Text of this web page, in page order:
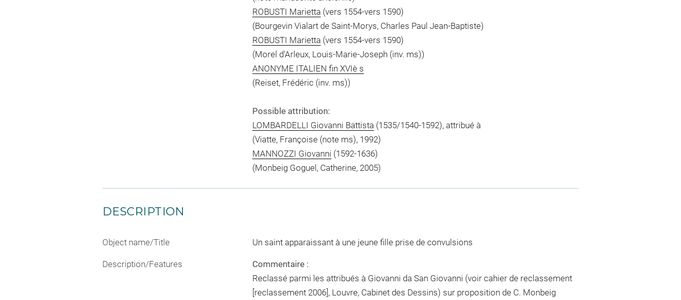
ROBUSTI Marietta (vers 1554-vers 1590)
(Bourgevin Vialart de Saint-Morys, Charles Paul Jean-Baptiste)
ROBUSTI Marietta (vers 1554-vers 1590)
(Morel d'Arleux, Louis-Marie-Joseph (inv. ms))
ANONYME ITALIEN fin XVIè s
(Reiset, Frédéric (inv. ms))
Possible attribution:
LOMBARDELLI Giovanni Battista (1535/1540-1592), attribué à
(Viatte, Françoise (note ms), 1992)
MANNOZZI Giovanni (1592-1636)
(Monbeig Goguel, Catherine, 2005)
DESCRIPTION
Object name/Title Un saint apparaissant à une jeune fille prise de convulsions
Description/Features
Commentaire :
Reclassé parmi les attribués à Giovanni da San Giovanni (voir cahier de reclassement
[reclassement 2006], Louvre, Cabinet des Dessins) sur proposition de C. Monbeig